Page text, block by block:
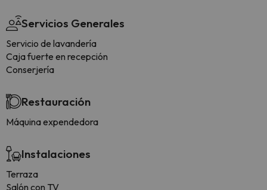
Servicios Generales
Servicio de lavandería
Caja fuerte en recepción
Conserjería
Restauración
Máquina expendedora
Instalaciones
Terraza
Salón con TV